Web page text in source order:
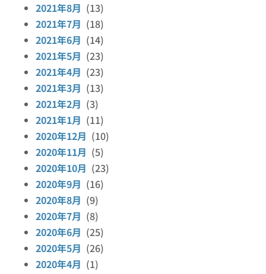
2021年8月 (13)
2021年7月 (18)
2021年6月 (14)
2021年5月 (23)
2021年4月 (23)
2021年3月 (13)
2021年2月 (3)
2021年1月 (11)
2020年12月 (10)
2020年11月 (5)
2020年10月 (23)
2020年9月 (16)
2020年8月 (9)
2020年7月 (8)
2020年6月 (25)
2020年5月 (26)
2020年4月 (1)